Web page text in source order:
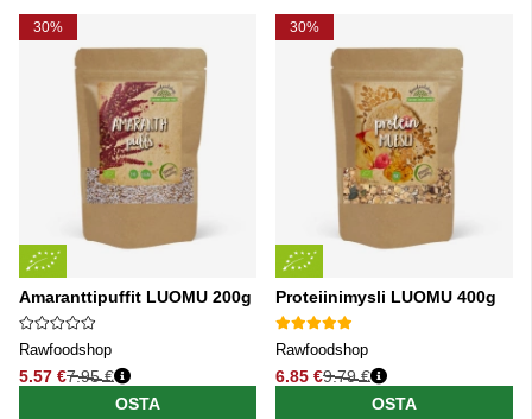
Tuotteet
30%
Amaranttipuffit LUOMU 200g
Rawfoodshop
5.57 €
Normaali hinta
7.95 €
OSTA
30%
Proteiinimysli LUOMU 400g
Rawfoodshop
6.85 €
Normaali hinta
9.79 €
OSTA